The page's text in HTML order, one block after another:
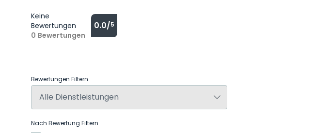
Keine
Bewertungen
0 Bewertungen
0.0/5
Bewertungen Filtern
Nach Bewertung Filtern